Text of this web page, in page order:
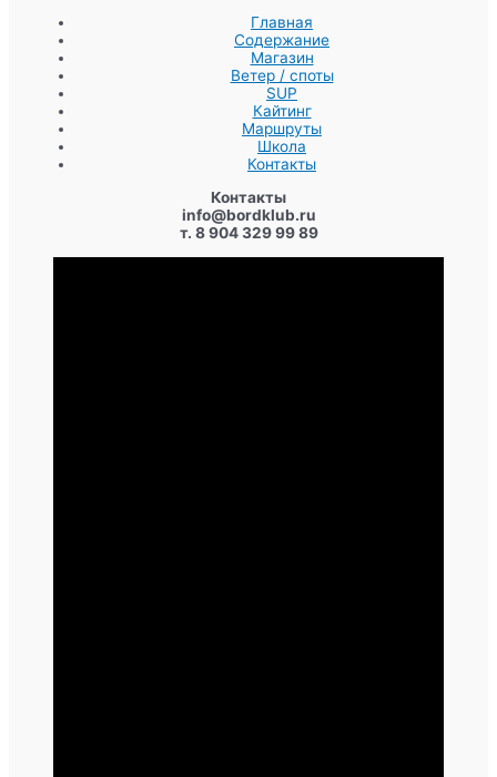
Главная
Содержание
Магазин
Ветер / споты
SUP
Кайтинг
Маршруты
Школа
Контакты
Контакты
info@bordklub.ru
т. 8 904 329 99 89